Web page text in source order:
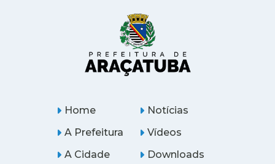
Home
A Prefeitura
A Cidade
Notícias
Vídeos
Downloads